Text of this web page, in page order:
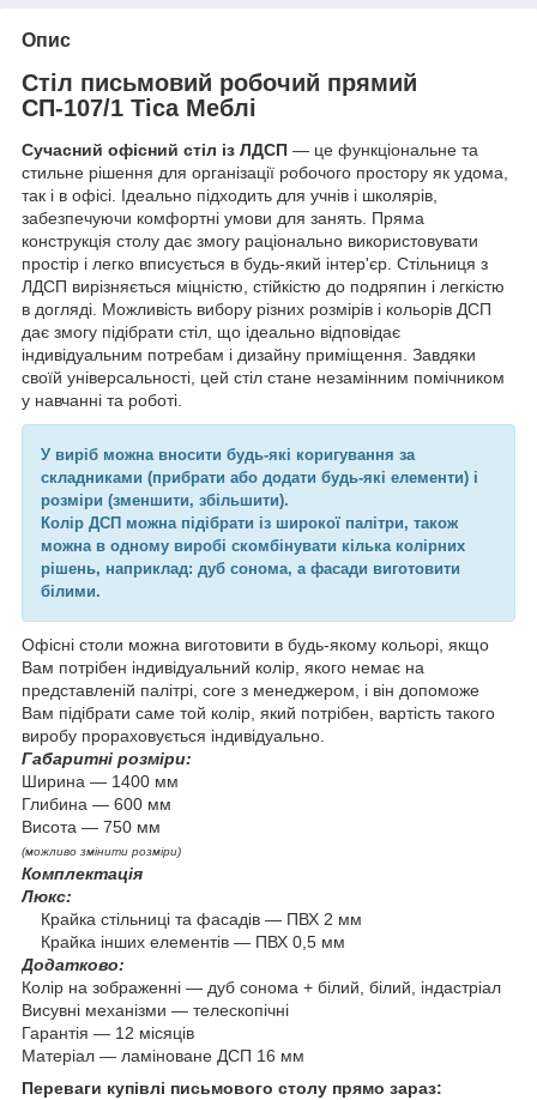
Опис
Стіл письмовий робочий прямий
СП-107/1 Тіса Меблі
Сучасний офісний стіл із ЛДСП — це функціональне та
стильне рішення для організації робочого простору як удома,
так і в офісі. Ідеально підходить для учнів і школярів,
забезпечуючи комфортні умови для занять. Пряма
конструкція столу дає змогу раціонально використовувати
простір і легко вписується в будь-який інтер'єр. Стільниця з
ЛДСП вирізняється міцністю, стійкістю до подряпин і легкістю
в догляді. Можливість вибору різних розмірів і кольорів ДСП
дає змогу підібрати стіл, що ідеально відповідає
індивідуальним потребам і дизайну приміщення. Завдяки
своїй універсальності, цей стіл стане незамінним помічником
у навчанні та роботі.
У виріб можна вносити будь-які коригування за
складниками (прибрати або додати будь-які елементи) і
розміри (зменшити, збільшити).
Колір ДСП можна підібрати із широкої палітри, також
можна в одному виробі скомбінувати кілька колірних
рішень, наприклад: дуб сонома, а фасади виготовити
білими.
Офісні столи можна виготовити в будь-якому кольорі, якщо
Вам потрібен індивідуальний колір, якого немає на
представленій палітрі, core з менеджером, і він допоможе
Вам підібрати саме той колір, який потрібен, вартість такого
виробу прораховується індивідуально.
Габаритні розміри:
Ширина — 1400 мм
Глибина — 600 мм
Висота — 750 мм
(можливо змінити розміри)
Комплектація
Люкс:
Крайка стільниці та фасадів — ПВХ 2 мм
Крайка інших елементів — ПВХ 0,5 мм
Додатково:
Колір на зображенні — дуб сонома + білий, білий, індастріал
Висувні механізми — телескопічні
Гарантія — 12 місяців
Матеріал — ламіноване ДСП 16 мм
Переваги купівлі письмового столу прямо зараз: